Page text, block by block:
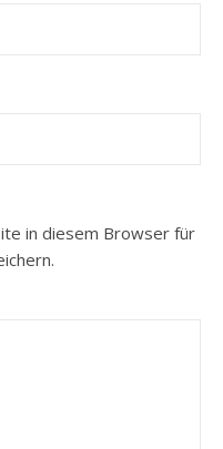
in diesem Browser für